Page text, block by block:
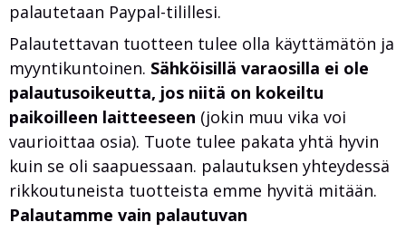
palautetaan Paypal-tilillesi.
Palautettavan tuotteen tulee olla käyttämätön ja
myyntikuntoinen. Sähköisillä varaosilla ei ole
palautusoikeutta, jos niitä on kokeiltu
paikoilleen laitteeseen (jokin muu vika voi
vaurioittaa osia). Tuote tulee pakata yhtä hyvin
kuin se oli saapuessaan. palautuksen yhteydessä
rikkoutuneista tuotteista emme hyvitä mitään.
Palautamme vain palautuvan